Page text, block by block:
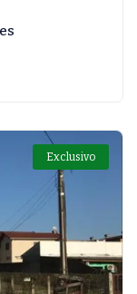
Exclusivo